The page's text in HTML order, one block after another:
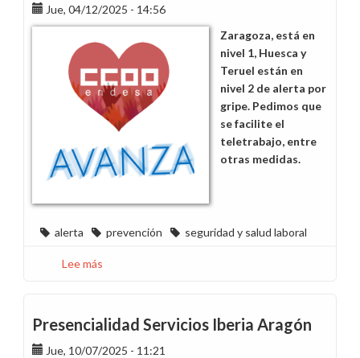
sindical
en
los
calendarios
de
2026
Jue, 04/12/2025 - 14:56
Zaragoza, está en
nivel 1, Huesca y
Teruel están en
nivel 2 de alerta por
gripe. Pedimos que
se facilite el
teletrabajo, entre
otras medidas.
alerta prevención seguridad y salud laboral
Lee más
se
tomen
medidas
Presencialidad Servicios Iberia Aragón
Jue, 10/07/2025 - 11:21